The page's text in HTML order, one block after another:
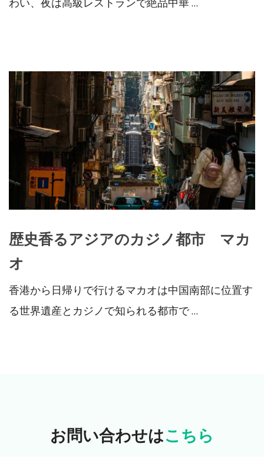
わい、夜は高級レストランで絶品中華 …
歴史香るアジアのカジノ都市 マカ
オ
香港から日帰りで行けるマカオは中国南部に位置す
る世界遺産とカジノで知られる都市で …
お問い合わせはこちら